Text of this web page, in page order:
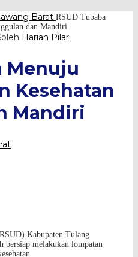
Barat RSUD Tubaba
dan Mandiri
oleh Harian Pilar
Menuju
Kesehatan
Mandiri
Kabupaten Tulang
bersiap melakukan lompatan